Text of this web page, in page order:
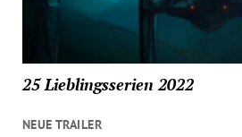
25 Lieblingsserien 2022
NEUE TRAILER